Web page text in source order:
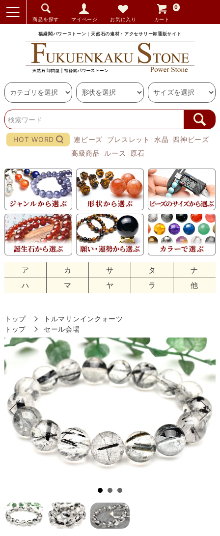
商品を探す マイページ お気に入り カート
0
福縁閣パワーストーン｜天然石の連材・アクセサリー卸通販サイト
HOT WORD 連ビーズ ブレスレット 水晶
四神ビーズ
高級商品
ルース 原石
ア カ サ タ
ナ
ハ
マ ヤ ラ 他
トップ
トルマリンインクォーツ
トップ
セール会場